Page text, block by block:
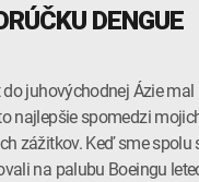
DENGUE
juhovýchodnej Ázie mal
najlepšie spomedzi
zážitkov. Keď sme spolu
na palubu Boeingu